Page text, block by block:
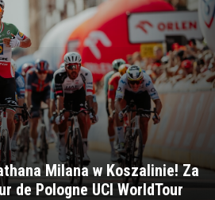
Milana w Koszalinie! Za
de Pologne UCI WorldTour